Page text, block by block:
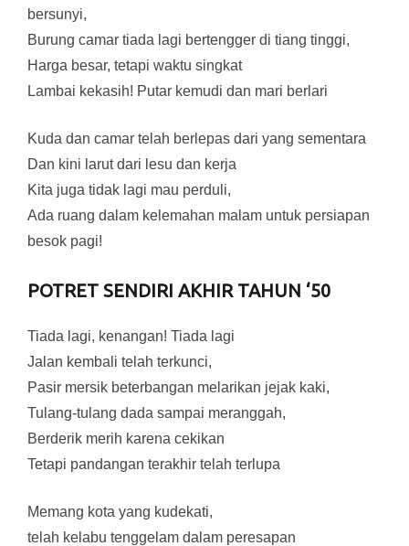
bersunyi,
Burung camar tiada lagi bertengger di tiang tinggi,
Harga besar, tetapi waktu singkat
Lambai kekasih! Putar kemudi dan mari berlari
Kuda dan camar telah berlepas dari yang sementara
Dan kini larut dari lesu dan kerja
Kita juga tidak lagi mau perduli,
Ada ruang dalam kelemahan malam untuk persiapan
besok pagi!
POTRET SENDIRI AKHIR TAHUN ‘50
Tiada lagi, kenangan! Tiada lagi
Jalan kembali telah terkunci,
Pasir mersik beterbangan melarikan jejak kaki,
Tulang-tulang dada sampai meranggah,
Berderik merih karena cekikan
Tetapi pandangan terakhir telah terlupa
Memang kota yang kudekati,
telah kelabu tenggelam dalam peresapan